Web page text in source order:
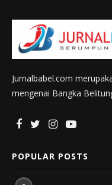
Jurnalbabel.com
mengenai Bangka
POPULAR POSTS